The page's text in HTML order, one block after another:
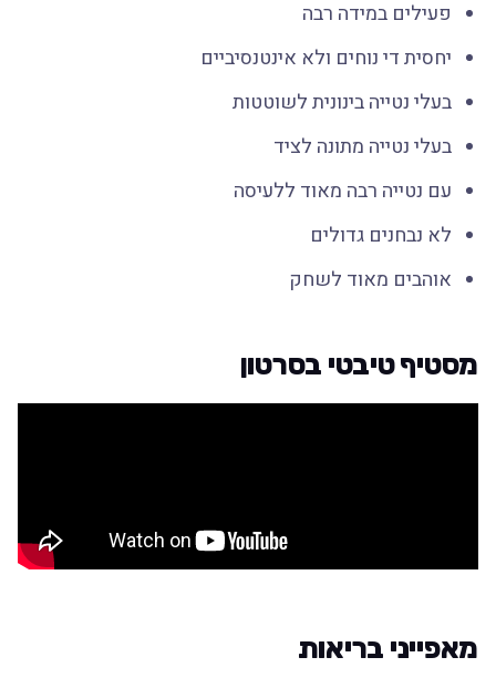
פעילים במידה רבה
יחסית די נוחים ולא אינטנסיביים
בעלי נטייה בינונית לשוטטות
בעלי נטייה מתונה לציד
עם נטייה רבה מאוד ללעיסה
לא נבחנים גדולים
אוהבים מאוד לשחק
מסטיף טיבטי בסרטון
מאפייני בריאות